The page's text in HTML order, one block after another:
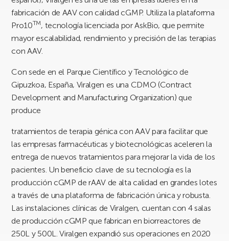
fabricación de AAV con calidad cGMP. Utiliza la plataforma
Pro10TM, tecnología licenciada por AskBio, que permite
mayor escalabilidad, rendimiento y precisión de las terapias
con AAV.
Con sede en el Parque Científico y Tecnológico de
Gipuzkoa, España, Viralgen es una CDMO (Contract
Development and Manufacturing Organization) que
produce
tratamientos de terapia génica con AAV para facilitar que
las empresas farmacéuticas y biotecnológicas aceleren la
entrega de nuevos tratamientos para mejorar la vida de los
pacientes. Un beneficio clave de su tecnología es la
producción cGMP de rAAV de alta calidad en grandes lotes
a través de una plataforma de fabricación única y robusta.
Las instalaciones clínicas de Viralgen, cuentan con 4 salas
de producción cGMP que fabrican en biorreactores de
250L y 500L. Viralgen expandió sus operaciones en 2020